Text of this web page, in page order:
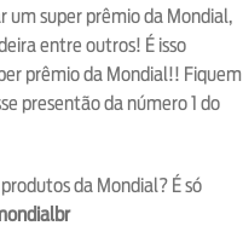
um super prêmio da Mondial,
entre outros! É isso
prêmio da Mondial!! Fiquem
presentão da número 1 do
da Mondial? É só